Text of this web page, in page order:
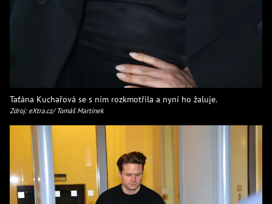
Taťána Kuchařová se s ním rozkmotřila a nyní ho žaluje.
Zdroj: eXtra.cz/ Tomáš Martínek